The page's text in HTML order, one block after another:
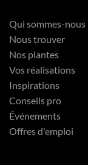
Qui sommes-nous
Nous trouver
Nos plantes
Vos réalisations
Inspirations
Conseils pro
Événements
Offres d'emploi